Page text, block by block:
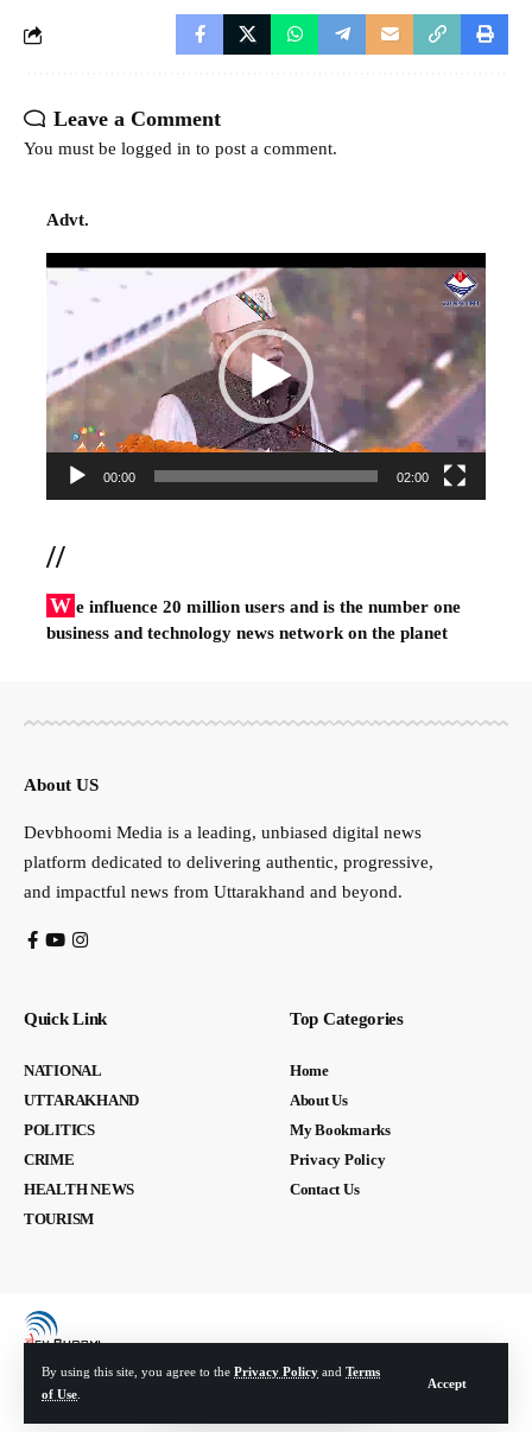
By using this site, you agree to the Privacy Policy and Terms
of Use
Accept
Leave a Comment
You must be logged in to post a comment.
Advt.
Video
00:00 02:00
//
W e influence 20 million users and is the number one
business and technology news network on the planet
About US
Devbhoomi Media is a leading, unbiased digital news
platform dedicated to delivering authentic, progressive,
and impactful news from Uttarakhand and beyond.
Quick Link
NATIONAL
UTTARAKHAND
POLITICS
CRIME
HEALTH NEWS
TOURISM
Top Categories
Home
About Us
My Bookmarks
Privacy Policy
Contact Us
© Devbhoomi Media. All Rights Reserved. | Developed By: